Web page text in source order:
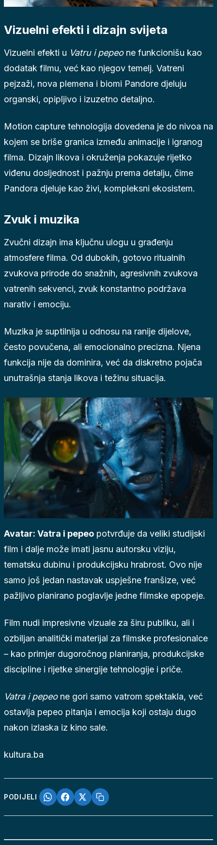
Vizuelni efekti i dizajn svijeta
Vizuelni efekti u Vatru i pepeone funkcionišu kao
dodatak filmu, već kao njegov temelj. Vatreni
pejzaži, nova plemena i biomi Pandore djeluju
organski, opipljivo i izuzetno detaljno.
Motion capture tehnologija dovedena je do nivoa na
kojem se briše granica između animacije i igranog
filma. Dizajn likova i okruženja pokazuje rijetko
viđenu dosljednost i pažnju prema detalju, čime
Pandora djeluje kao živi, kompleksni ekosistem.
Zvuk i muzika
Zvučni dizajn ima ključnu ulogu u građenju
atmosfere filma. Od dubokih, gotovo ritualnih
zvukova prirode do snažnih, agresivnih zvukova
vatrenih sekvenci, zvuk konstantno podržava
narativ i emociju.
Muzika je suptilnija u odnosu na ranije dijelove,
često povučena, ali emocionalno precizna. Njena
funkcija nije da dominira, već da diskretno pojača
unutrašnja stanja likova i težinu situacija.
Avatar: Vatra i pepeo potvrđuje da veliki studijski
film i dalje može imati jasnu autorsku viziju,
tematsku dubinu i produkcijsku hrabrost. Ovo nije
samo još jedan nastavak uspješne franšize, već
pažljivo planirano poglavlje jedne filmske epopeje.
Film nudi impresivne vizuale za širu publiku, ali i
ozbiljan analitički materijal za filmske profesionalce
– kao primjer dugoročnog planiranja, produkcijske
discipline i rijetke sinergije tehnologije i priče.
Vatra i pepeone gori samo vatrom spektakla, već
ostavlja pepeo pitanja i emocija koji ostaju dugo
nakon izlaska iz kino sale.
kultura.ba
PODIJELI